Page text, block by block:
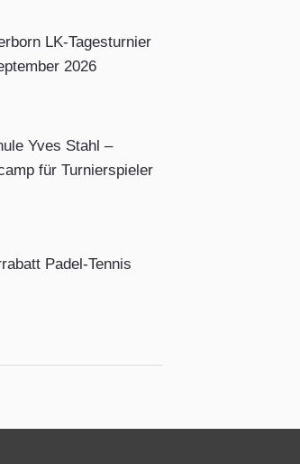
LK-Tagesturnier
2026
Yves Stahl –
für Turnierspieler
Padel-Tennis